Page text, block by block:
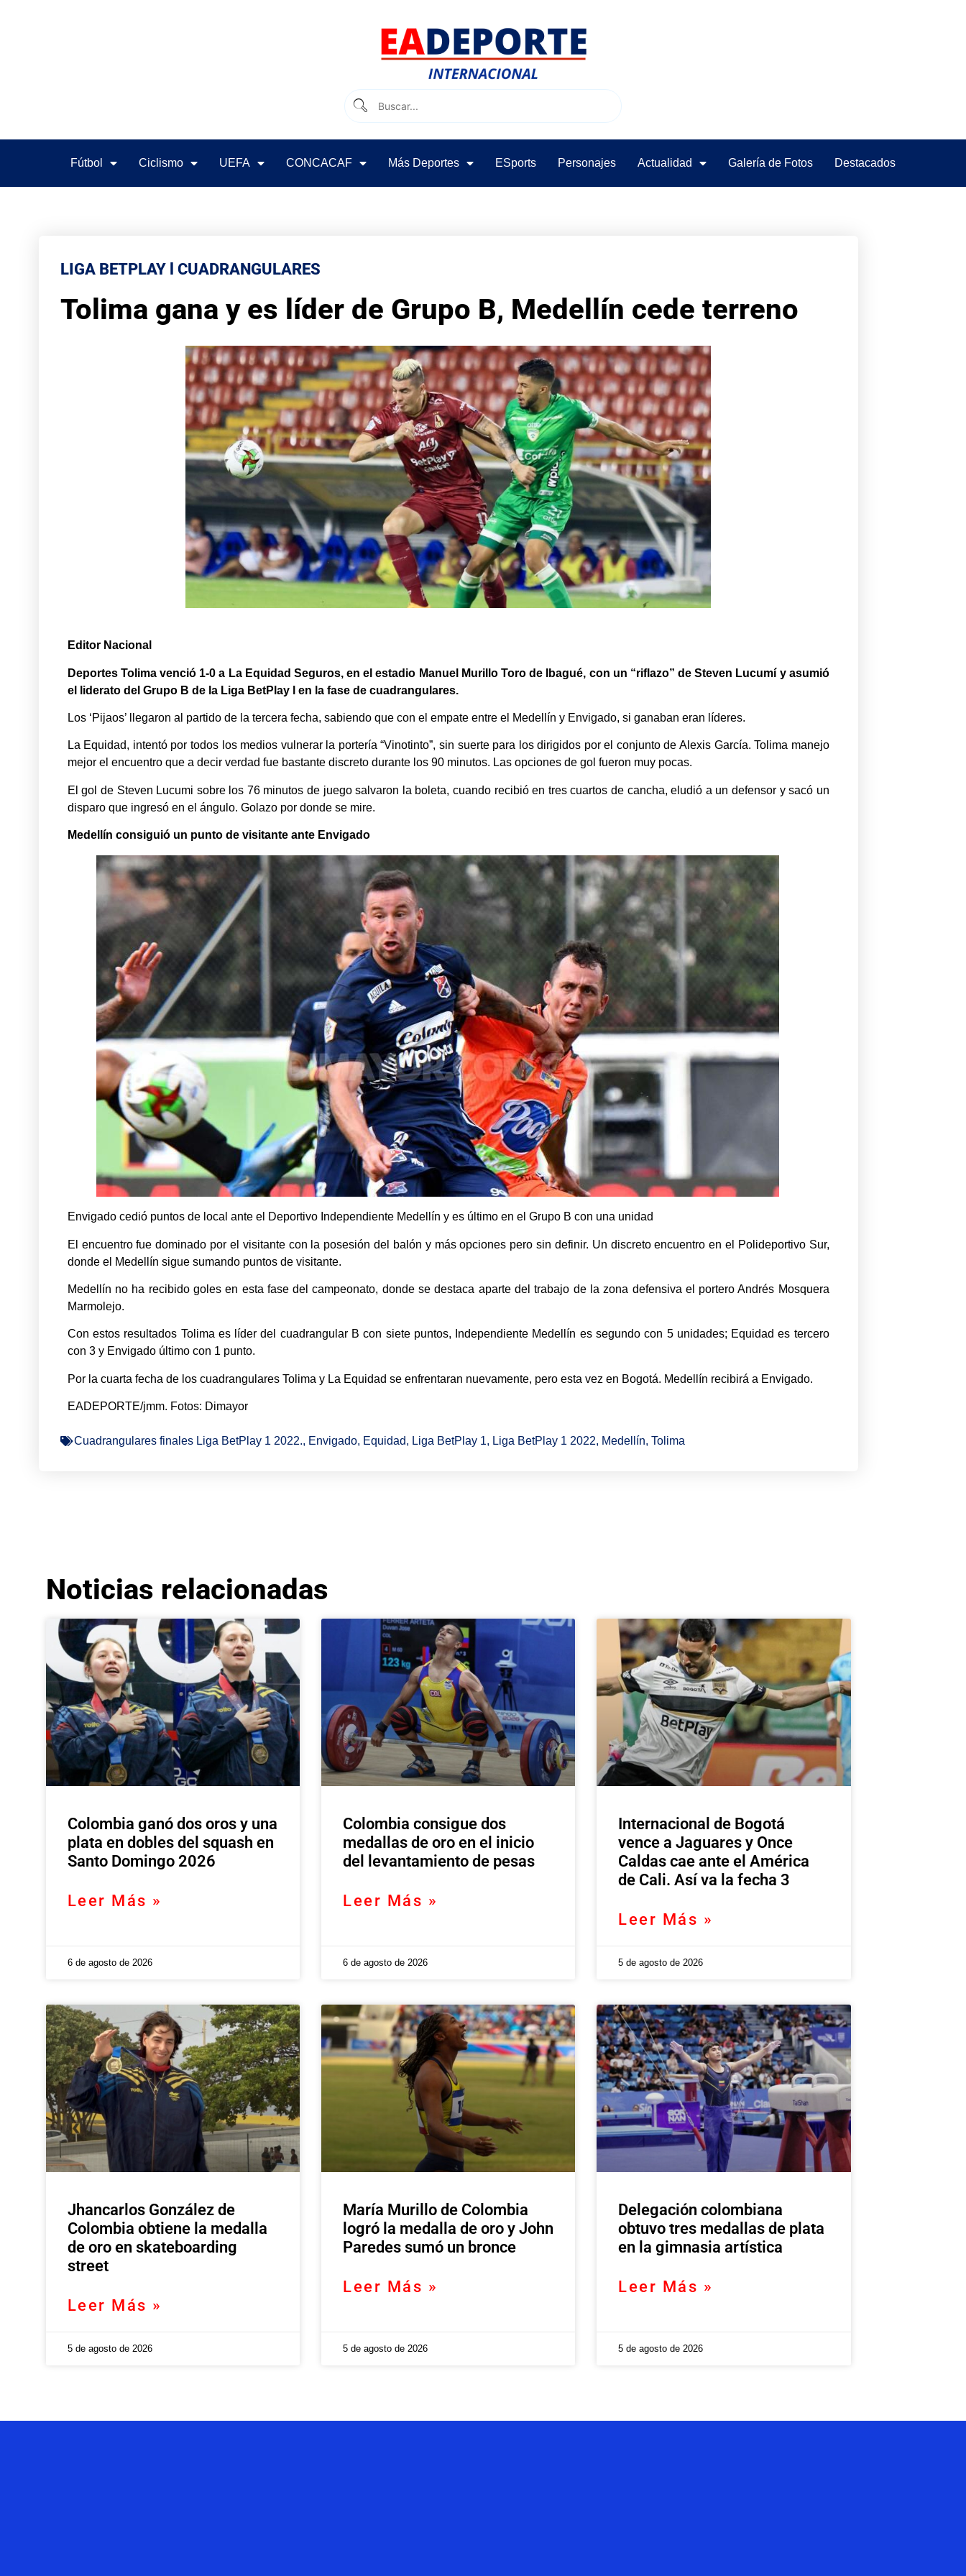
Fútbol Ciclismo UEFA CONCACAF Más Deportes ESports Personajes Actualidad Galería de Fotos Destacados
LIGA BETPLAY l CUADRANGULARES
Tolima gana y es líder de Grupo B, Medellín cede terreno
Editor Nacional
Deportes Tolima venció 1-0 a La Equidad Seguros, en el estadio Manuel Murillo Toro de Ibagué, con un “riflazo” de Steven Lucumí y asumió
el liderato del Grupo B de la Liga BetPlay l en la fase de cuadrangulares.
Los ‘Pijaos’ llegaron al partido de la tercera fecha, sabiendo que con el empate entre el Medellín y Envigado, si ganaban eran líderes.
La Equidad, intentó por todos los medios vulnerar la portería “Vinotinto”, sin suerte para los dirigidos por el conjunto de Alexis García. Tolima manejo
mejor el encuentro que a decir verdad fue bastante discreto durante los 90 minutos. Las opciones de gol fueron muy pocas.
El gol de Steven Lucumi sobre los 76 minutos de juego salvaron la boleta, cuando recibió en tres cuartos de cancha, eludió a un defensor y sacó un
disparo que ingresó en el ángulo. Golazo por donde se mire.
Medellín consiguió un punto de visitante ante Envigado
Envigado cedió puntos de local ante el Deportivo Independiente Medellín y es último en el Grupo B con una unidad
El encuentro fue dominado por el visitante con la posesión del balón y más opciones pero sin definir. Un discreto encuentro en el Polideportivo Sur,
donde el Medellín sigue sumando puntos de visitante.
Medellín no ha recibido goles en esta fase del campeonato, donde se destaca aparte del trabajo de la zona defensiva el portero Andrés Mosquera
Marmolejo.
Con estos resultados Tolima es líder del cuadrangular B con siete puntos, Independiente Medellín es segundo con 5 unidades; Equidad es tercero
con 3 y Envigado último con 1 punto.
Por la cuarta fecha de los cuadrangulares Tolima y La Equidad se enfrentaran nuevamente, pero esta vez en Bogotá. Medellín recibirá a Envigado.
EADEPORTE/jmm. Fotos: Dimayor
Cuadrangulares finales Liga BetPlay 1 2022., Envigado, Equidad, Liga BetPlay 1, Liga BetPlay 1 2022, Medellín, Tolima
Noticias relacionadas
Colombia ganó dos oros y una
plata en dobles del squash en
Santo Domingo 2026
Leer Más »
6 de agosto de 2026
Colombia consigue dos
medallas de oro en el inicio
del levantamiento de pesas
Leer Más »
6 de agosto de 2026
Internacional de Bogotá
vence a Jaguares y Once
Caldas cae ante el América
de Cali. Así va la fecha 3
Leer Más »
5 de agosto de 2026
Jhancarlos González de
Colombia obtiene la medalla
de oro en skateboarding
street
Leer Más »
5 de agosto de 2026
María Murillo de Colombia
logró la medalla de oro y John
Paredes sumó un bronce
Leer Más »
5 de agosto de 2026
Delegación colombiana
obtuvo tres medallas de plata
en la gimnasia artística
Leer Más »
5 de agosto de 2026